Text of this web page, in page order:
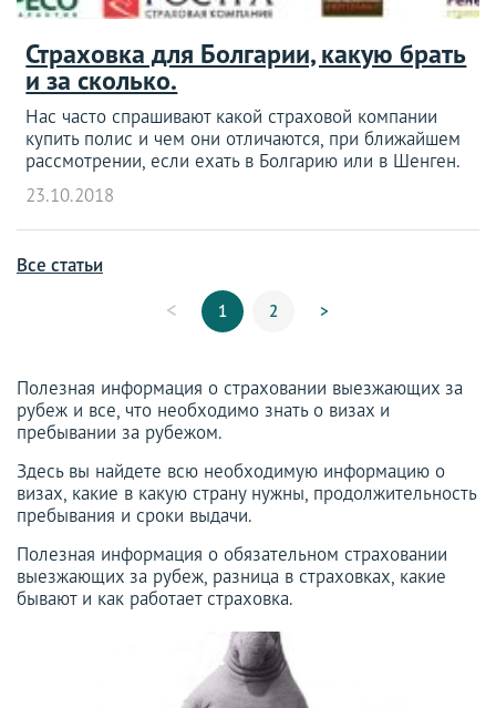
Страховка для Болгарии, какую брать
и за сколько.
Нас часто спрашивают какой страховой компании
купить полис и чем они отличаются, при ближайшем
рассмотрении, если ехать в Болгарию или в Шенген.
23.10.2018
Все статьи
< 1 2 >
Полезная информация о страховании выезжающих за
рубеж и все, что необходимо знать о визах и
пребывании за рубежом.
Здесь вы найдете всю необходимую информацию о
визах, какие в какую страну нужны, продолжительность
пребывания и сроки выдачи.
Полезная информация о обязательном страховании
выезжающих за рубеж, разница в страховках, какие
бывают и как работает страховка.